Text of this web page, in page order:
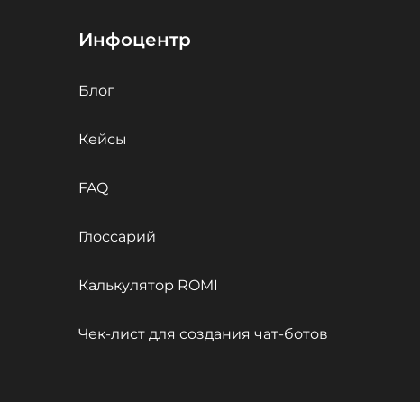
Инфоцентр
Блог
Кейсы
FAQ
Глоссарий
Калькулятор ROMI
Чек-лист для создания чат-ботов